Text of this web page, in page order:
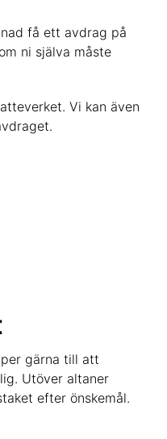
få ett avdrag på
ni själva måste
Vi kan även
gärna till att
Utöver altaner
efter önskemål.